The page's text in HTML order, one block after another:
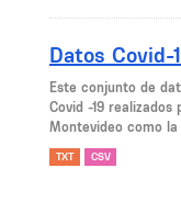
Datos Covid-
Este conjunto de
Covid -19
Montevideo como
TXT CSV